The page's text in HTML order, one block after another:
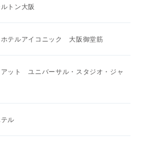
トン大阪
ホテルアイコニック 大阪御堂筋
ット ユニバーサル・スタジオ・ジャ
ル